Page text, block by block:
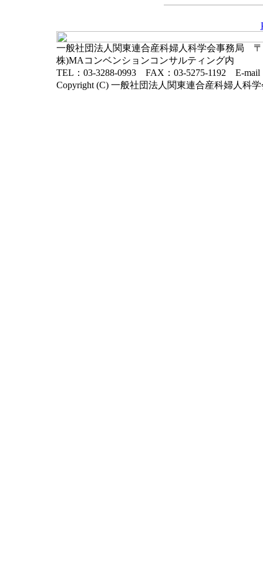
一般社団法人関東連合産科婦人科学会事務局 〒
株)MAコンベンションコンサルティング内
TEL：03-3288-0993 FAX：03-5275-1192 E-mail
Copyright (C) 一般社団法人関東連合産科婦人科